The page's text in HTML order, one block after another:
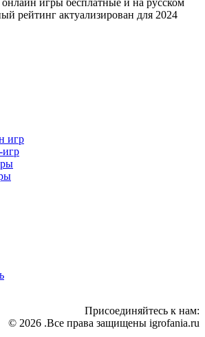
рейтинг актуализирован для 2024
игр
игр
Присоединяйтесь к нам:
© 2026 .Все права защищены igrofania.ru